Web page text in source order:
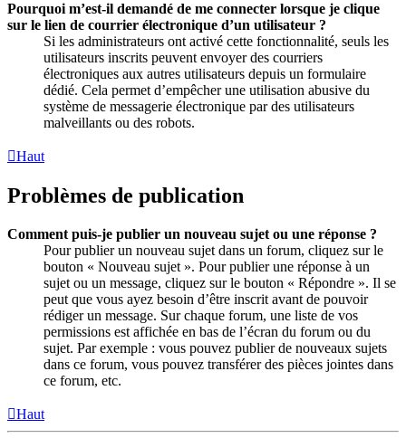
Pourquoi m’est-il demandé de me connecter lorsque je clique
sur le lien de courrier électronique d’un utilisateur ?
Si les administrateurs ont activé cette fonctionnalité, seuls les
utilisateurs inscrits peuvent envoyer des courriers
électroniques aux autres utilisateurs depuis un formulaire
dédié. Cela permet d’empêcher une utilisation abusive du
système de messagerie électronique par des utilisateurs
malveillants ou des robots.
Haut
Problèmes de publication
Comment puis-je publier un nouveau sujet ou une réponse ?
Pour publier un nouveau sujet dans un forum, cliquez sur le
bouton « Nouveau sujet ». Pour publier une réponse à un
sujet ou un message, cliquez sur le bouton « Répondre ». Il se
peut que vous ayez besoin d’être inscrit avant de pouvoir
rédiger un message. Sur chaque forum, une liste de vos
permissions est affichée en bas de l’écran du forum ou du
sujet. Par exemple : vous pouvez publier de nouveaux sujets
dans ce forum, vous pouvez transférer des pièces jointes dans
ce forum, etc.
Haut